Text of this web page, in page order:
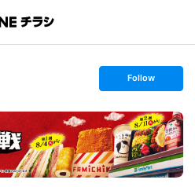
s
t
o
l
l
o
w
Follow